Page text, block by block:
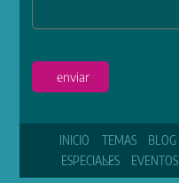
enviar
INICIO TEMAS BLOG
ESPECIALES
EVENTOS